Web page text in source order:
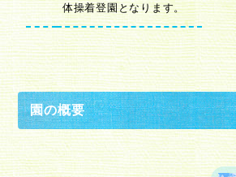
体操着登園となります。
園の概要